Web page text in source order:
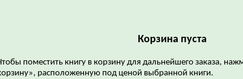
Корзина пуста
поместить книгу в корзину для дальнейшего заказа,
расположенную под ценой выбранной книги.